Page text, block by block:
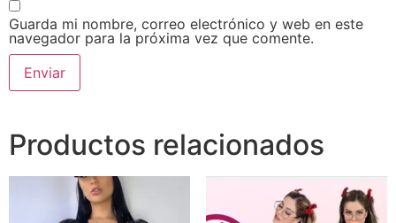
Guarda mi nombre, correo electrónico y web en este
navegador para la próxima vez que comente.
Productos relacionados